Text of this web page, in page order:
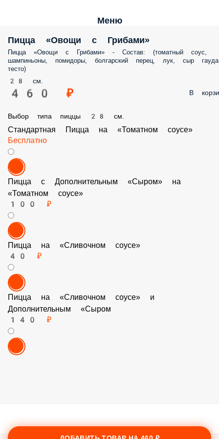
Меню
Пицца «Овощи с Грибами»
Пицца «Овощи с Грибами» - Состав: (томатный соус,
шампиньоны, помидоры, болгарский перец, лук, сыр
тесто)
28 см.
460 ₽ В
Выбор типа пиццы 28 см.
Стандартная Пицца на «Томатном соусе»
Бесплатно
Пицца с Дополнительным «Сыром» на «Томатном
соусе»
100 ₽
Пицца на «Сливочном соусе»
40 ₽
Пицца на «Сливочном соусе» и Дополнительным
«Сыром
140 ₽